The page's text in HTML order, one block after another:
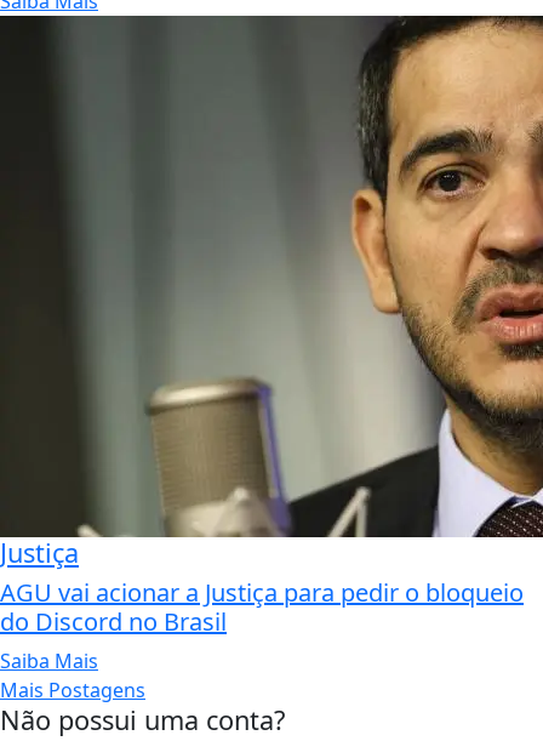
Justiça
AGU vai acionar a Justiça para pedir o bloqueio
do Discord no Brasil
Saiba Mais
Mais Postagens
Não possui uma conta?